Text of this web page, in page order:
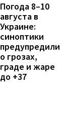
Погода 8–10
августа в
Украине:
синоптики
предупредили
о грозах,
граде и жаре
до +37